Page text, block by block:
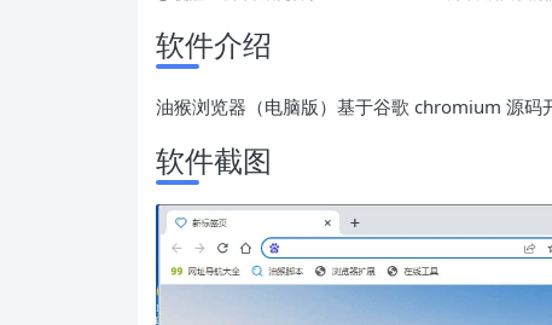
软件介绍
油猴浏览器（电脑版）基于谷歌 chromium 源码
软件截图